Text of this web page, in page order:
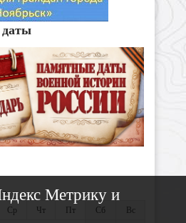
Ср Чт Пт Сб
Вс
Метрику и